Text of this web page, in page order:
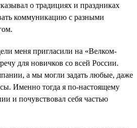
о традициях и праздниках
коммуникацию с разными
меня пригласили на «Велком-
для новичков со всей России.
а мы могли задать любые, даже
Именно тогда я по-настоящему
и почувствовал себя частью